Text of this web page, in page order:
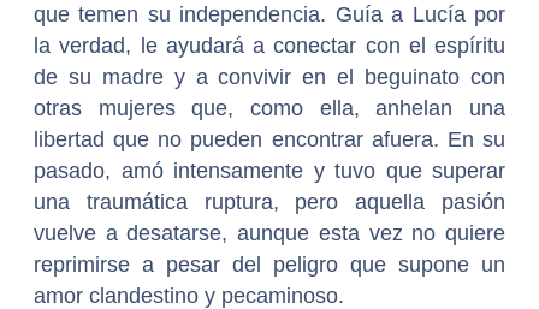
que temen su independencia. Guía a Lucía por
la verdad, le ayudará a conectar con el espíritu
de su madre y a convivir en el beguinato con
otras mujeres que, como ella, anhelan una
libertad que no pueden encontrar afuera. En su
pasado, amó intensamente y tuvo que superar
una traumática ruptura, pero aquella pasión
vuelve a desatarse, aunque esta vez no quiere
reprimirse a pesar del peligro que supone un
amor clandestino y pecaminoso.